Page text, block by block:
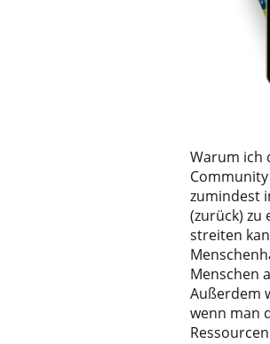
Warum ich
zumindest
(zurück) zu
streiten
Menschen
Außerdem
wenn man